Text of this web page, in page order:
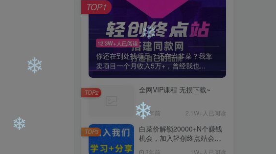
12.3W+人已阅读
你还在到处找项目？还在当韭菜？我靠
卖项目一个月收入5万+，曾经我也...
TOP1
全网VIP课程 无损下载~
2年前 2.1W+人已阅读
TOP2
白菜价解锁20000+N个赚钱
机会，加入轻创终点站会
3年前 1W+人已阅读
TOP3
❄
❄
❄
❄